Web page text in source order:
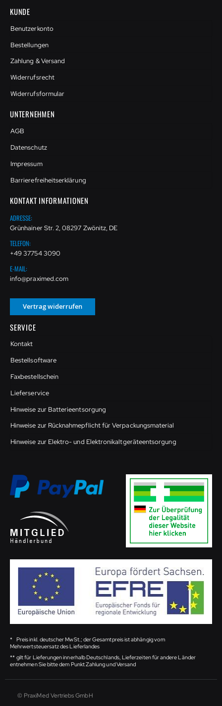
KUNDE
Benutzerkonto
Bestellungen
Zahlung & Versand
Widerrufsrecht
Widerrufsformular
UNTERNEHMEN
AGB
Datenschutz
Impressum
Barrierefreiheitserklärung
KONTAKT INFORMATIONEN
ADRESSE:
Grünhainer Str. 2, 08297 Zwönitz, DE
TELEFON:
+49 37754 3090
E-MAIL:
info@praximed.com
Vertrag widerrufen
SERVICE
Kontakt
Bestellsoftware
Faxbestellschein
Lieferservice
Hinweise zur Batterieentsorgung
Hinweise zur Rücknahmepflicht für Verpackungsmaterial
Hinweise zur Elektro- und Elektronikaltgeräteentsorgung
* Preis inkl. deutscher MwSt.; der Gesamtpreis ist abhängig vom
Mehrwertsteuersatz des Lieferlandes
** gilt für Lieferungen innerhalb Deutschlands, Lieferzeiten für andere Länder
entnehmen Sie bitte dem Punkt Zahlung und Versand
© PraxiMed Vertriebs GmbH